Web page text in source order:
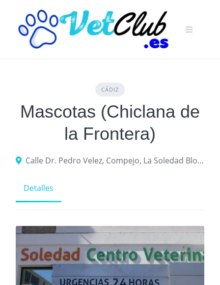
content
CÁDIZ
Mascotas (Chiclana de
la Frontera)
Calle Dr. Pedro Velez, Compejo, La Soledad Bloque 7, Bajo B, 11130 Chiclana de la Frontera, Cádiz
Detalles